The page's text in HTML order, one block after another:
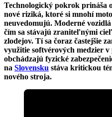
Technologický pokrok prináša
nové riziká, ktoré si mnohí
neuvedomujú. Moderné
čím sa stávajú zraniteľnými
zlodejov. Tí sa čoraz častejšie
využitie softvérových medzier
obchádzajú fyzické
na Slovensku stáva kritickou
nového stroja.